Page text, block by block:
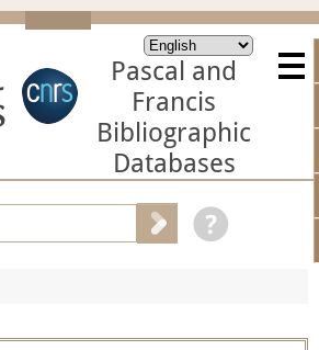
Pascal and
Francis
Bibliographic
Databases